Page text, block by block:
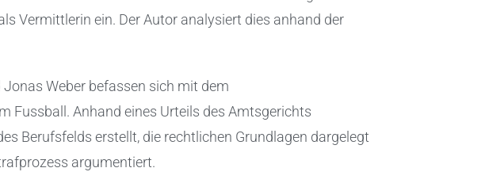
Vermittlerin ein. Der Autor analysiert dies anhand der
Weber befassen sich mit dem
Fussball. Anhand eines Urteils des Amtsgerichts
Berufsfelds erstellt, die rechtlichen Grundlagen dargelegt
argumentiert.